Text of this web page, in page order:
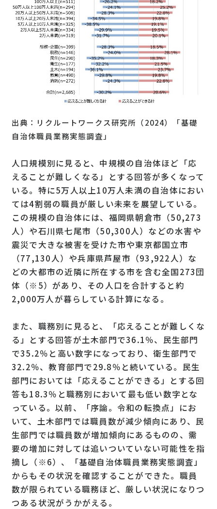
出典：リクルートワークス研究所（2024）「基礎
自治体職員業務実態調査」
人口規模別に見ると、中規模の自治体ほど「応
えることが難しくなる」とする回答が多くなって
いる。特に5万人以上10万人未満の自治体におい
ては4割弱の職員が厳しい未来を展望している。
この規模の自治体には、福岡県朝倉市（50,273
人）や石川県七尾市（50,300人）などの水害や
震災で大きな被害を受けた市や東京都国立市
（77,130人）や兵庫県芦屋市（93,922人）な
どの大都市の近隣に所在する市を含む全国273団
体（※5）があり、その人口を合計すると約
2,000万人が暮らしている計算になる。
また、職務別に見ると、「応えることが難しくな
る」とする回答が土木部門で36.1％、民生部門
で35.2％と高い数字になっており、衛生部門で
32.2％、教育部門で29.8％と続いている。民生
部門においては「応えることができる」とする回
答も18.3％と職務別において最も低い数字とな
っている。以前、「序論。令和の転換点」にお
いて、土木部門では職員数が減少傾向にあり、民
生部門では職員数が増加傾向にあるものの、需
要の増加に対しては追いついていない可能性を指
摘し（※6）、「基礎自治体職員業務実態調査」
からもその状況を確認することができた。職員
数が限られている職務ほど、厳しい状況になりつ
つある状況がうかがえる。